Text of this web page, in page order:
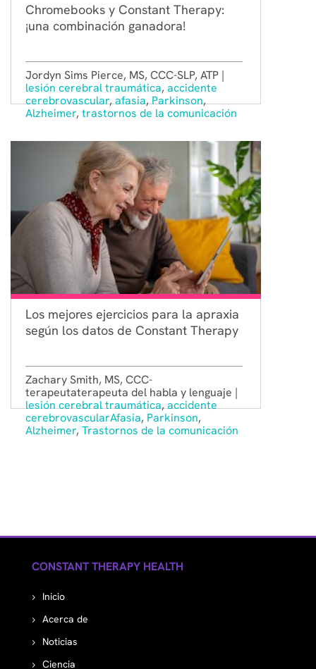
Chromebooks y Constant Therapy:
¡una combinación ganadora!
Jordyn Sims Pierce, MS, CCC-SLP, ATP |
lesión cerebral traumática, accidente
cerebrovascular,afasia,Parkinson,
Alzheimer, trastornos de la comunicación
Los mejores ejercicios para la apraxia
según los datos de Constant Therapy
Zachary Smith, MS, CCC-
terapeutaterapeuta del habla y lenguaje |
lesión cerebral traumática,accidente
cerebrovascularAfasia, Parkinson,
Alzheimer, Trastornos de la comunicación
CONSTANT THERAPY HEALTH
Inicio
Acerca de
Noticias
Ciencia